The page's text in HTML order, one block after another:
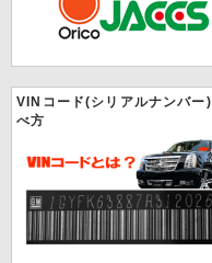
VINコード(シリアルナンバー)
べ方